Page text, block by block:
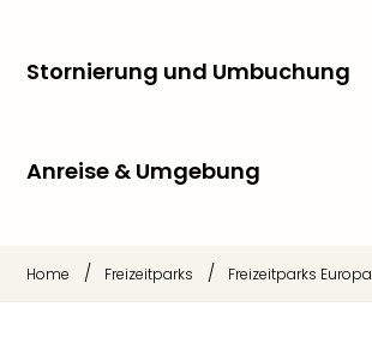
Stornierung und Umbuchung
Anreise & Umgebung
Home / Freizeitparks / Freizeitparks Europa